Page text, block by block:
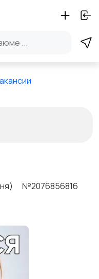
№2076856816